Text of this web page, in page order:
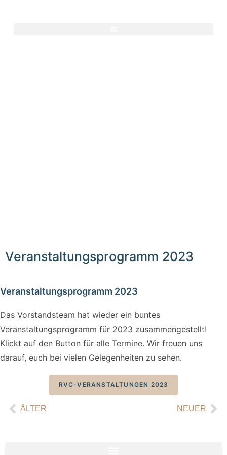
Veranstaltungsprogramm 2023
Veranstaltungsprogramm 2023
Das Vorstandsteam hat wieder ein buntes
Veranstaltungsprogramm für 2023 zusammengestellt!
Klickt auf den Button für alle Termine. Wir freuen uns
darauf, euch bei vielen Gelegenheiten zu sehen.
RVC-VERANSTALTUNGEN 2023
ÄLTER NEUER